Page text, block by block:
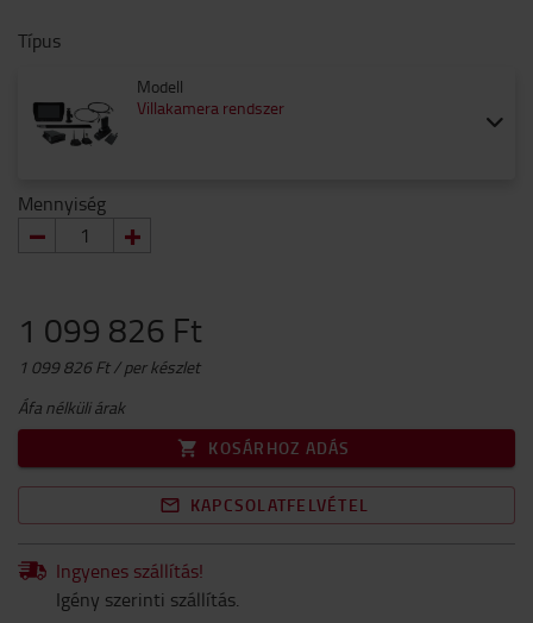
Típus
Modell
Villakamera rendszer
Mennyiség
1 099 826 Ft
1 099 826 Ft / per készlet
Áfa nélküli árak
KOSÁRHOZ ADÁS
KAPCSOLATFELVÉTEL
Ingyenes szállítás!
Igény szerinti szállítás.